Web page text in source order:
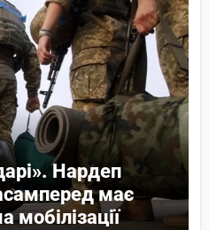
Нардеп
має
мобілізації